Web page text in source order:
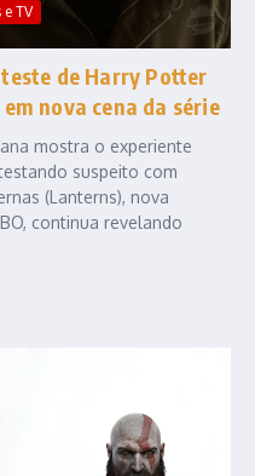
e TV
de Harry Potter
nova cena da série
mostra o experiente
suspeito com
(Lanterns), nova
continua revelando